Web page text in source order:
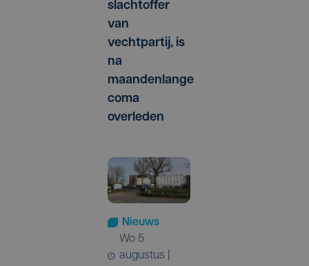
slachtoffer
van
vechtpartij, is
na
maandenlange
coma
overleden
Nieuws
wo 5
augustus |